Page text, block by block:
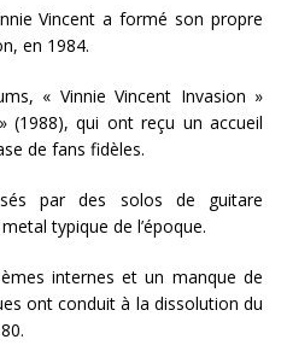
Vincent a formé son propre
en 1984.
« Vinnie Vincent Invasion »
(1988), qui ont reçu un accueil
de fans fidèles.
par des solos de guitare
typique de l’époque.
internes et un manque de
ont conduit à la dissolution du